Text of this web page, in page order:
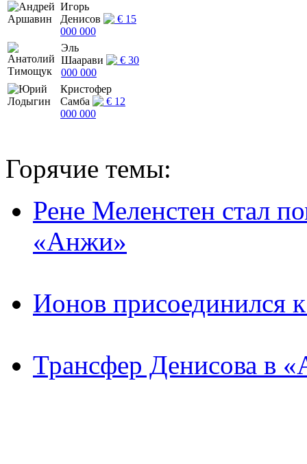
Игорь
Денисов
€ 15
000 000
Эль
Шаарави
€ 30
000 000
Кристофер
Самба
€ 12
000 000
Горячие темы:
Рене Меленстен стал
«Анжи»
Ионов присоединился
Трансфер Денисова в